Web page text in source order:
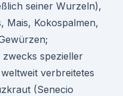
seiner Wurzeln),
Mais, Kokospalmen,
zwecks spezieller
verbreitetes
(Senecio